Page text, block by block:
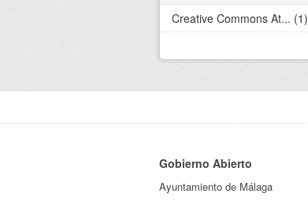
Creative Commons At... (1)
Gobierno Abierto
Ayuntamiento de Málaga